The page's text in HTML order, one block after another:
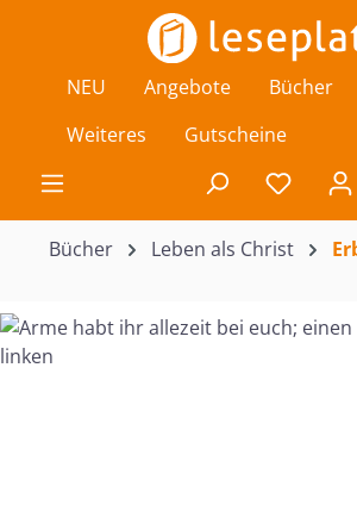
Zum Hauptinhalt springen
NEU Angebote Bücher
Weiteres
Gutscheine
Du
Bücher Leben als Christ
Bildergalerie überspringen